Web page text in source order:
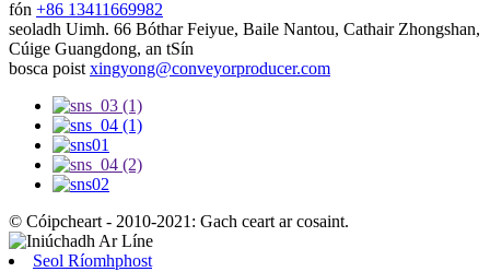
fón +86 13411669982
seoladh Uimh. 66 Bóthar Feiyue, Baile Nantou, Cathair Zhongshan,
Cúige Guangdong, an tSín
bosca poist xingyong@conveyorproducer.com
© Cóipcheart - 2010-2021: Gach ceart ar cosaint.
Seol Ríomhphost